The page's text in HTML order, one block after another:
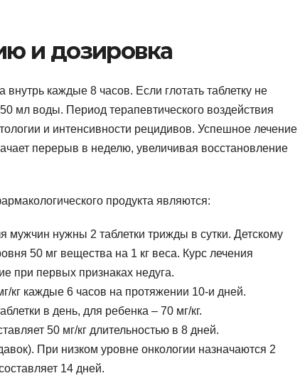
и дозировка
каждые 8 часов. Если глотать таблетку не
мл воды. Период терапевтического воздействия
и интенсивности рецидивов. Успешное лечение
перерыв в неделю, увеличивая восстановление
продукта являются:
мужчин нужны 2 таблетки трижды в сутки. Детскому
50 мг вещества на 1 кг веса. Курс лечения
при первых признаках недуга.
кг каждые 6 часов на протяжении 10-и дней.
в день, для ребенка – 70 мг/кг.
50 мг/кг длительностью в 8 дней.
При низком уровне онкологии назначаются 2
14 дней.